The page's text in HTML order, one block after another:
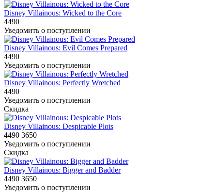
Disney Villainous: Wicked to the Core
4490
Уведомить о поступлении
Disney Villainous: Evil Comes Prepared
4490
Уведомить о поступлении
Disney Villainous: Perfectly Wretched
4490
Уведомить о поступлении
Скидка
Disney Villainous: Despicable Plots
4490 3650
Уведомить о поступлении
Скидка
Disney Villainous: Bigger and Badder
4490 3650
Уведомить о поступлении